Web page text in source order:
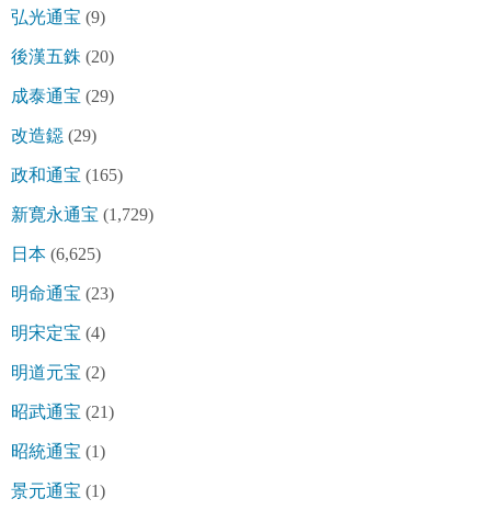
弘光通宝 (9)
後漢五銖 (20)
成泰通宝 (29)
改造鐚 (29)
政和通宝 (165)
新寛永通宝 (1,729)
日本 (6,625)
明命通宝 (23)
明宋定宝 (4)
明道元宝 (2)
昭武通宝 (21)
昭統通宝 (1)
景元通宝 (1)